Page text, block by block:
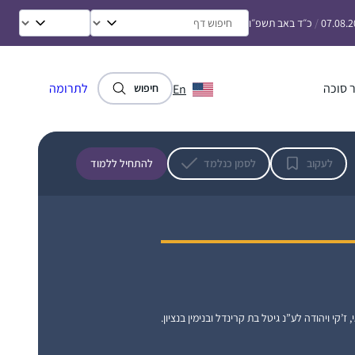
/ כ״ד באב תשפ״ו
סוכה En חיפוש לתרומה
לעקוב לסמן כנלמד להתחיל ללמוד
ויהודה לע”נ גיטל בת קרינדל ובנימין בנציון.
התחלתי ללמוד דף יומי אחרי שחזרתי בתשובה
ולמדתי במדרשה במגדל עוז. הלימוד טוב
ומספק חומר למחשבה על נושאים הלכתיים
באורח חיים דתי 🙂
למדרשה, נכנסתי ללופ, ואני מצליחה להיות
חלק, סיימתי עם החברותא שלי את כל המסכתות
הקצרות, גם כשהיינו חולות קורונה ובבידודים,